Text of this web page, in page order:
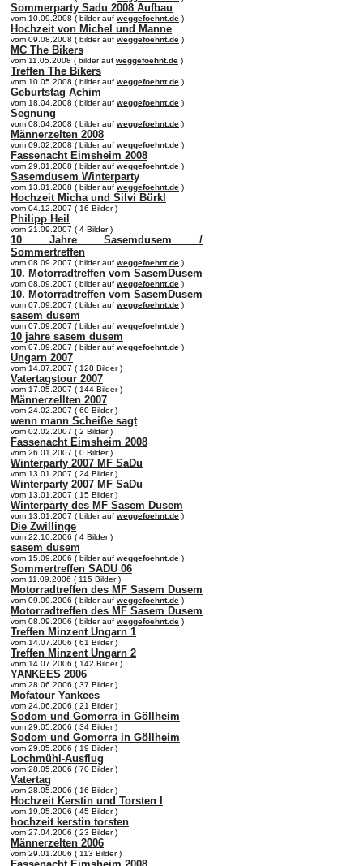
Sommerparty Sadu 2008 Aufbau
vom 10.09.2008 ( bilder auf weggefoehnt.de )
Hochzeit von Michel und Manne
vom 09.08.2008 ( bilder auf weggefoehnt.de )
MC The Bikers
vom 11.05.2008 ( bilder auf weggefoehnt.de )
Treffen The Bikers
vom 10.05.2008 ( bilder auf weggefoehnt.de )
Geburtstag Achim
vom 18.04.2008 ( bilder auf weggefoehnt.de )
Segnung
vom 08.04.2008 ( bilder auf weggefoehnt.de )
Männerzelten 2008
vom 09.02.2008 ( bilder auf weggefoehnt.de )
Fassenacht Eimsheim 2008
vom 29.01.2008 ( bilder auf weggefoehnt.de )
Sasemdusem Winterparty
vom 13.01.2008 ( bilder auf weggefoehnt.de )
Hochzeit Micha und Silvi Bürkl
vom 04.12.2007 ( 16 Bilder )
Philipp Heil
vom 21.09.2007 ( 4 Bilder )
10 Jahre Sasemdusem /
Sommertreffen
vom 08.09.2007 ( bilder auf weggefoehnt.de )
10. Motorradtreffen vom SasemDusem
vom 08.09.2007 ( bilder auf weggefoehnt.de )
10. Motorradtreffen vom SasemDusem
vom 07.09.2007 ( bilder auf weggefoehnt.de )
sasem dusem
vom 07.09.2007 ( bilder auf weggefoehnt.de )
10 jahre sasem dusem
vom 07.09.2007 ( bilder auf weggefoehnt.de )
Ungarn 2007
vom 14.07.2007 ( 128 Bilder )
Vatertagstour 2007
vom 17.05.2007 ( 144 Bilder )
Männerzellten 2007
vom 24.02.2007 ( 60 Bilder )
wenn mann Scheiße sagt
vom 02.02.2007 ( 2 Bilder )
Fassenacht Eimsheim 2008
vom 26.01.2007 ( 0 Bilder )
Winterparty 2007 MF SaDu
vom 13.01.2007 ( 24 Bilder )
Winterparty 2007 MF SaDu
vom 13.01.2007 ( 15 Bilder )
Winterparty des MF Sasem Dusem
vom 13.01.2007 ( bilder auf weggefoehnt.de )
Die Zwillinge
vom 22.10.2006 ( 4 Bilder )
sasem dusem
vom 15.09.2006 ( bilder auf weggefoehnt.de )
Sommertreffen SADU 06
vom 11.09.2006 ( 115 Bilder )
Motorradtreffen des MF Sasem Dusem
vom 09.09.2006 ( bilder auf weggefoehnt.de )
Motorradtreffen des MF Sasem Dusem
vom 08.09.2006 ( bilder auf weggefoehnt.de )
Treffen Minzent Ungarn 1
vom 14.07.2006 ( 61 Bilder )
Treffen Minzent Ungarn 2
vom 14.07.2006 ( 142 Bilder )
YANKEES 2006
vom 28.06.2006 ( 37 Bilder )
Mofatour Yankees
vom 24.06.2006 ( 21 Bilder )
Sodom und Gomorra in Göllheim
vom 29.05.2006 ( 34 Bilder )
Sodom und Gomorra in Göllheim
vom 29.05.2006 ( 19 Bilder )
Lochmühl-Ausflug
vom 28.05.2006 ( 70 Bilder )
Vatertag
vom 28.05.2006 ( 16 Bilder )
Hochzeit Kerstin und Torsten I
vom 19.05.2006 ( 45 Bilder )
hochzeit kerstin torsten
vom 27.04.2006 ( 23 Bilder )
Männerzelten 2006
vom 29.01.2006 ( 113 Bilder )